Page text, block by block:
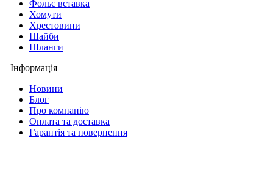
Фольє вставка
Хомути
Хрестовини
Шайби
Шланги
Інформація
Новини
Блог
Про компанію
Оплата та доставка
Гарантія та повернення